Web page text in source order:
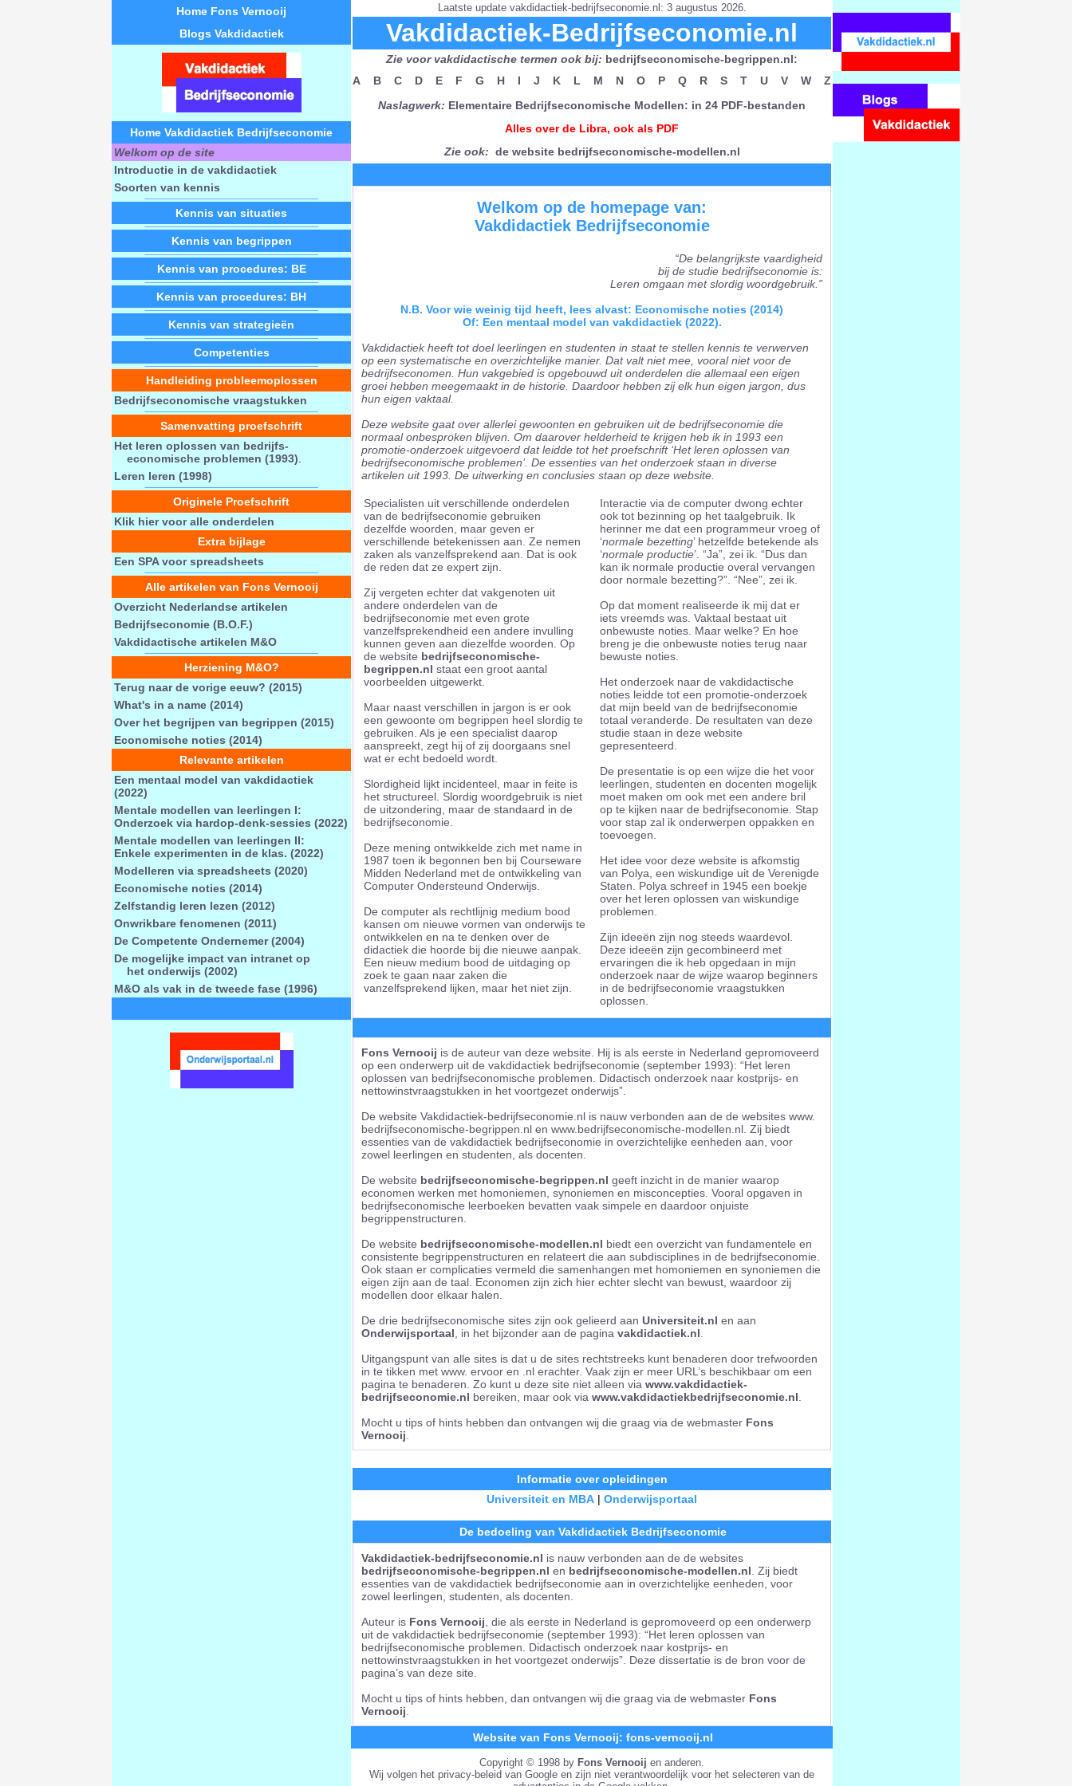
Home Fons Vernooij
Blogs Vakdidactiek
Home Vakdidactiek Bedrijfseconomie
Welkom op de site
Introductie in de vakdidactiek
Soorten van kennis
Kennis van situaties
Kennis van begrippen
Kennis van procedures: BE
Kennis van procedures: BH
Kennis van strategieën
Competenties
Handleiding probleemoplossen
Bedrijfseconomische vraagstukken
Samenvatting proefschrift
Het leren oplossen van bedrijfs-
economische problemen (1993)
Leren leren (1998)
Originele Proefschrift
Klik hier voor alle onderdelen
Extra bijlage
Een SPA voor spreadsheets
Alle artikelen van Fons Vernooij
Overzicht Nederlandse artikelen
Bedrijfseconomie (B.O.F.)
Vakdidactische artikelen M&O
Herziening M&O?
Terug naar de vorige eeuw? (2015)
What's in a name (2014)
Over het begrijpen van begrippen (2015)
Economische noties (2014)
Relevante artikelen
Een mentaal model van vakdidactiek
(2022)
Mentale modellen van leerlingen I:
Onderzoek via hardop-denk-sessies (2022)
Mentale modellen van leerlingen II:
Enkele experimenten in de klas. (2022)
Modelleren via spreadsheets (2020)
Economische noties (2014)
Zelfstandig leren lezen (2012)
Onwrikbare fenomenen (2011)
De Competente Ondernemer (2004)
De mogelijke impact van intranet op
het onderwijs (2002)
M&O als vak in de tweede fase (1996)
Laatste update vakdidactiek-bedrijfseconomie.nl: 3 augustus 2026.
Vakdidactiek-Bedrijfseconomie.nl
Zie voor vakdidactische termen ook bij: bedrijfseconomische-begrippen.nl:
A
B C D E F G H I J K L M N O P Q R S T U V W
Z
Naslagwerk: Elementaire Bedrijfseconomische Modellen: in 24 PDF-bestanden
Alles over de Libra, ook als PDF
Zie ook: de website bedrijfseconomische-modellen.nl
Welkom op de homepage van:
Vakdidactiek Bedrijfseconomie
“De belangrijkste vaardigheid
bij de studie bedrijfseconomie is:
Leren omgaan met slordig woordgebruik.”
N.B. Voor wie weinig tijd heeft, lees alvast: Economische noties (2014)
Of: Een mentaal model van vakdidactiek (2022).
Vakdidactiek heeft tot doel leerlingen en studenten in staat te stellen kennis te verwerven
op een systematische en overzichtelijke manier. Dat valt niet mee, vooral niet voor de
bedrijfseconomen. Hun vakgebied is opgebouwd uit onderdelen die allemaal een eigen
groei hebben meegemaakt in de historie. Daardoor hebben zij elk hun eigen jargon, dus
hun eigen vaktaal.
Deze website gaat over allerlei gewoonten en gebruiken uit de bedrijfseconomie die
normaal onbesproken blijven. Om daarover helderheid te krijgen heb ik in 1993 een
promotie-onderzoek uitgevoerd dat leidde tot het proefschrift ‘Het leren oplossen van
bedrijfseconomische problemen’. De essenties van het onderzoek staan in diverse
artikelen uit 1993. De uitwerking en conclusies staan op deze website.
Specialisten uit verschillende onderdelen
van de bedrijfseconomie gebruiken
dezelfde woorden, maar geven er
verschillende betekenissen aan. Ze nemen
zaken als vanzelfsprekend aan. Dat is ook
de reden dat ze expert zijn.
Zij vergeten echter dat vakgenoten uit
andere onderdelen van de
bedrijfseconomie met even grote
vanzelfsprekendheid een andere invulling
kunnen geven aan diezelfde woorden. Op
de website bedrijfseconomische-
begrippen.nl staat een groot aantal
voorbeelden uitgewerkt.
Maar naast verschillen in jargon is er ook
een gewoonte om begrippen heel slordig te
gebruiken. Als je een specialist daarop
aanspreekt, zegt hij of zij doorgaans snel
wat er echt bedoeld wordt.
Slordigheid lijkt incidenteel, maar in feite is
het structureel. Slordig woordgebruik is niet
de uitzondering, maar de standaard in de
bedrijfseconomie.
Deze mening ontwikkelde zich met name in
1987 toen ik begonnen ben bij Courseware
Midden Nederland met de ontwikkeling van
Computer Ondersteund Onderwijs.
De computer als rechtlijnig medium bood
kansen om nieuwe vormen van onderwijs te
ontwikkelen en na te denken over de
didactiek die hoorde bij die nieuwe aanpak.
Een nieuw medium bood de uitdaging op
zoek te gaan naar zaken die
vanzelfsprekend lijken, maar het niet zijn.
Interactie via de computer dwong echter
ook tot bezinning op het taalgebruik. Ik
herinner me dat een programmeur vroeg of
‘normale bezetting’ hetzelfde betekende als
‘normale productie’. “Ja”, zei ik. “Dus dan
kan ik normale productie overal vervangen
door normale bezetting?”. “Nee”, zei ik.
Op dat moment realiseerde ik mij dat er
iets vreemds was. Vaktaal bestaat uit
onbewuste noties. Maar welke? En hoe
breng je die onbewuste noties terug naar
bewuste noties.
Het onderzoek naar de vakdidactische
noties leidde tot een promotie-onderzoek
dat mijn beeld van de bedrijfseconomie
totaal veranderde. De resultaten van deze
studie staan in deze website
gepresenteerd.
De presentatie is op een wijze die het voor
leerlingen, studenten en docenten mogelijk
moet maken om ook met een andere bril
op te kijken naar de bedrijfseconomie. Stap
voor stap zal ik onderwerpen oppakken en
toevoegen.
Het idee voor deze website is afkomstig
van Polya, een wiskundige uit de Verenigde
Staten. Polya schreef in 1945 een boekje
over het leren oplossen van wiskundige
problemen.
Zijn ideeën zijn nog steeds waardevol.
Deze ideeën zijn gecombineerd met
ervaringen die ik heb opgedaan in mijn
onderzoek naar de wijze waarop beginners
in de bedrijfseconomie vraagstukken
oplossen.
Fons Vernooij is de auteur van deze website. Hij is als eerste in Nederland gepromoveerd
op een onderwerp uit de vakdidactiek bedrijfseconomie (september 1993): “Het leren
oplossen van bedrijfseconomische problemen. Didactisch onderzoek naar kostprijs- en
nettowinstvraagstukken in het voortgezet onderwijs”.
De website Vakdidactiek-bedrijfseconomie.nl is nauw verbonden aan de de websites www.
bedrijfseconomische-begrippen.nl en www.bedrijfseconomische-modellen.nl. Zij biedt
essenties van de vakdidactiek bedrijfseconomie in overzichtelijke eenheden aan, voor
zowel leerlingen en studenten, als docenten.
De website bedrijfseconomische-begrippen.nl geeft inzicht in de manier waarop
economen werken met homoniemen, synoniemen en misconcepties. Vooral opgaven in
bedrijfseconomische leerboeken bevatten vaak simpele en daardoor onjuiste
begrippenstructuren.
De website bedrijfseconomische-modellen.nl biedt een overzicht van fundamentele en
consistente begrippenstructuren en relateert die aan subdisciplines in de bedrijfseconomie.
Ook staan er complicaties vermeld die samenhangen met homoniemen en synoniemen die
eigen zijn aan de taal. Economen zijn zich hier echter slecht van bewust, waardoor zij
modellen door elkaar halen.
De drie bedrijfseconomische sites zijn ook gelieerd aan Universiteit.nl en aan
Onderwijsportaal , in het bijzonder aan de pagina vakdidactiek.nl
Uitgangspunt van alle sites is dat u de sites rechtstreeks kunt benaderen door trefwoorden
in te tikken met www. ervoor en .nl erachter. Vaak zijn er meer URL’s beschikbaar om een
pagina te benaderen. Zo kunt u deze site niet alleen via www.vakdidactiek-
bedrijfseconomie.nl bereiken, maar ook via www.vakdidactiekbedrijfseconomie.nl
Mocht u tips of hints hebben dan ontvangen wij die graag via de webmaster Fons
Vernooij
Informatie over opleidingen
Universiteit en MBA | Onderwijsportaal
De bedoeling van Vakdidactiek Bedrijfseconomie
Vakdidactiek-bedrijfseconomie.nl is nauw verbonden aan de de websites
bedrijfseconomische-begrippen.nl en bedrijfseconomische-modellen.nl . Zij biedt
essenties van de vakdidactiek bedrijfseconomie aan in overzichtelijke eenheden, voor
zowel leerlingen, studenten, als docenten.
Auteur is Fons Vernooij , die als eerste in Nederland is gepromoveerd op een onderwerp
uit de vakdidactiek bedrijfseconomie (september 1993): “Het leren oplossen van
bedrijfseconomische problemen. Didactisch onderzoek naar kostprijs- en
nettowinstvraagstukken in het voortgezet onderwijs”. Deze dissertatie is de bron voor de
pagina’s van deze site.
Mocht u tips of hints hebben, dan ontvangen wij die graag via de webmaster Fons
Vernooij
Website van Fons Vernooij: fons-vernooij.nl
Copyright © 1998 by Fons Vernooij en anderen.
Wij volgen het privacy-beleid van Google en zijn niet verantwoordelijk voor het selecteren van de